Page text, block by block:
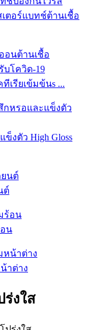
ตอร์แบทช์ต้านเชื้อ
เรียเข้มข้นs ...
งตัว High Gloss
ต์
น
าต่าง
งใส